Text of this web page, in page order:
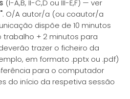
(I-A,B, II-C,D ou III-E,F) — ver
. O/A autor/a (ou coautor/a
dispõe de 10 minutos
+ 2 minutos para
trazer o ficheiro da
em formato .pptx ou .pdf)
para o computador
do início da respetiva sessão